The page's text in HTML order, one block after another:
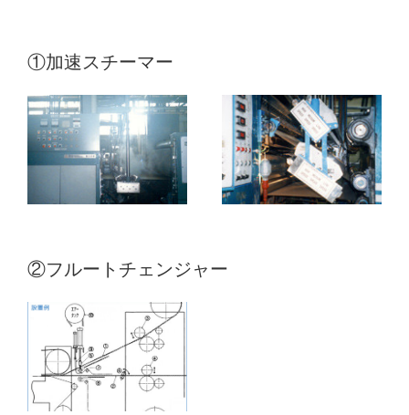
①加速スチーマー
②フルートチェンジャー